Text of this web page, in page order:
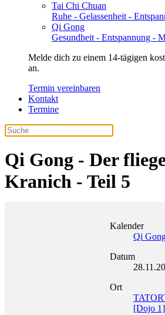
Tai Chi Chuan
Ruhe - Gelassenheit -
Qi Gong
Gesundheit - Entspannung -
Melde dich zu einem 14-tägigen
an.
Termin vereinbaren
Kontakt
Termine
Qi Gong - Der
Kranich - Teil 5
Kalender
Qi
Datum
Ort
[Dojo 1]